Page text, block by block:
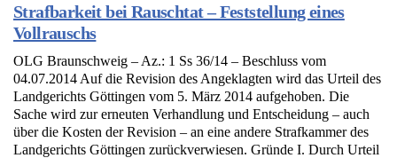
Strafbarkeit bei Rauschtat – Feststellung eines
Vollrauschs
OLG Braunschweig – Az.: 1 Ss 36/14 – Beschluss vom
04.07.2014 Auf die Revision des Angeklagten wird das Urteil des
Landgerichts Göttingen vom 5. März 2014 aufgehoben. Die
Sache wird zur erneuten Verhandlung und Entscheidung – auch
über die Kosten der Revision – an eine andere Strafkammer des
Landgerichts Göttingen zurückverwiesen. Gründe I. Durch Urteil